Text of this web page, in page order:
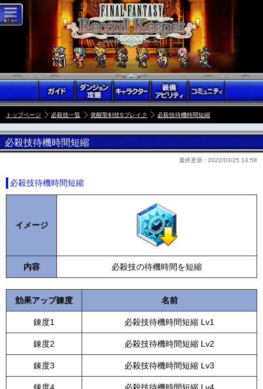
トップページ 必殺技一覧 覚醒聖剣技Sブレイク 必殺技待機時間短縮
必殺技待機時間短縮
最終更新 : 2022/03/25 14:58
必殺技待機時間短縮
イメージ
内容 必殺技の待機時間を短縮
効果アップ錬度 名前
錬度1 必殺技待機時間短縮 Lv1
錬度2 必殺技待機時間短縮 Lv2
錬度3 必殺技待機時間短縮 Lv3